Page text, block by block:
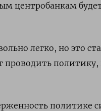
центробанкам
легко, но это
проводить
политике